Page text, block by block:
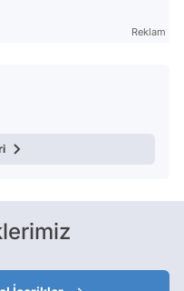
Reklam